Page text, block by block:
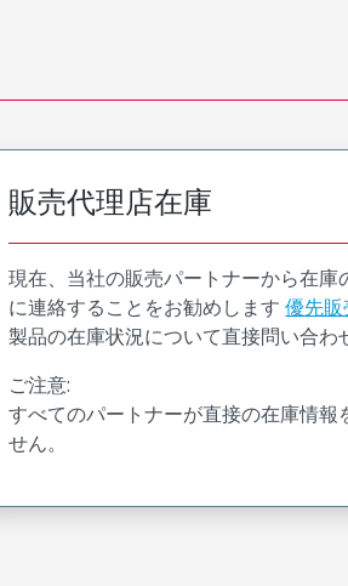
販売代理店在庫
現在、当社の販売パートナーから在庫
に連絡することをお勧めします 優先
製品の在庫状況について直接問い合わ
ご注意:
すべてのパートナーが直接の在庫情報
せん。